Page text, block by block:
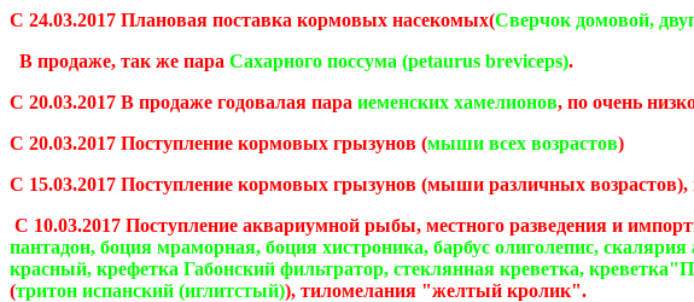
С 24.03.2017 Плановая поставка кормовых насекомых(Сверчок домовой,
В продаже, так же пара Сахарного поссума (petaurus breviceps).
С 20.03.2017 В продаже годовалая пара иеменских хамелионов, по очень
С 20.03.2017 Поступление кормовых грызунов (мыши всех возрастов)
С 15.03.2017 Поступление кормовых грызунов (мыши различных
С 10.03.2017 Поступление аквариумной рыбы, местного разведения и
пантадон, боция мраморная, боция хистроника, барбус олиголепис,
красный, крефетка Габонский фильтратор, стеклянная креветка,
(тритон испанский (иглитстый)), тиломелания "желтый кролик".